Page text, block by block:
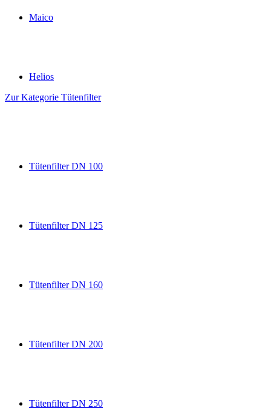
Maico
Helios
Zur Kategorie Tütenfilter
Tütenfilter DN 100
Tütenfilter DN 125
Tütenfilter DN 160
Tütenfilter DN 200
Tütenfilter DN 250